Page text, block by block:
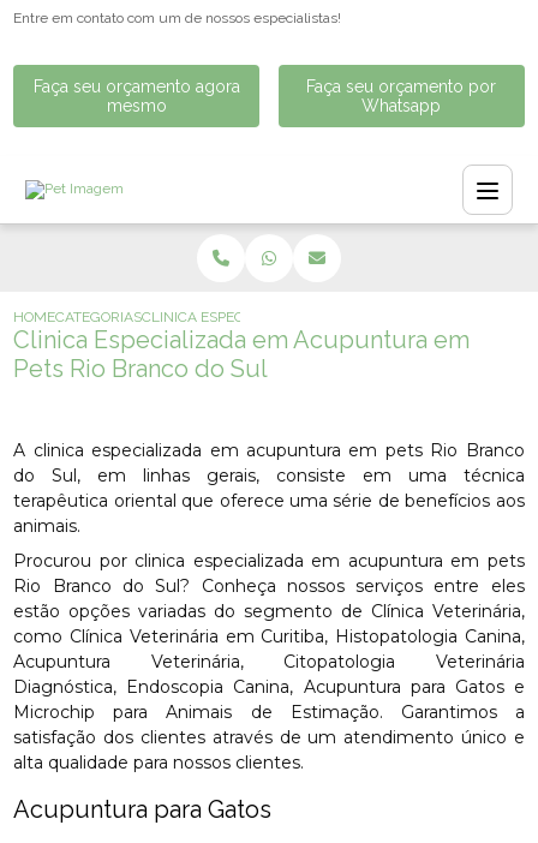
Entre em contato com um de nossos especialistas!
Faça seu orçamento agora
mesmo
Faça seu orçamento por
Whatsapp
HOMECATEGORIASCLINICA ESPECIALIZADA EM ACUPUNTURA EM PETS RIO
Clinica Especializada em Acupuntura em
Pets Rio Branco do Sul
A clinica especializada em acupuntura em pets Rio Branco
do Sul, em linhas gerais, consiste em uma técnica
terapêutica oriental que oferece uma série de benefícios aos
animais.
Procurou por clinica especializada em acupuntura em pets
Rio Branco do Sul? Conheça nossos serviços entre eles
estão opções variadas do segmento de Clínica Veterinária,
como Clínica Veterinária em Curitiba, Histopatologia Canina,
Acupuntura Veterinária, Citopatologia Veterinária
Diagnóstica, Endoscopia Canina, Acupuntura para Gatos e
Microchip para Animais de Estimação. Garantimos a
satisfação dos clientes através de um atendimento único e
alta qualidade para nossos clientes.
Acupuntura para Gatos